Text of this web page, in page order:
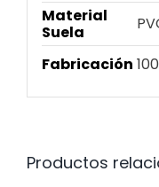
Material
Suela
Fabricación
Productos